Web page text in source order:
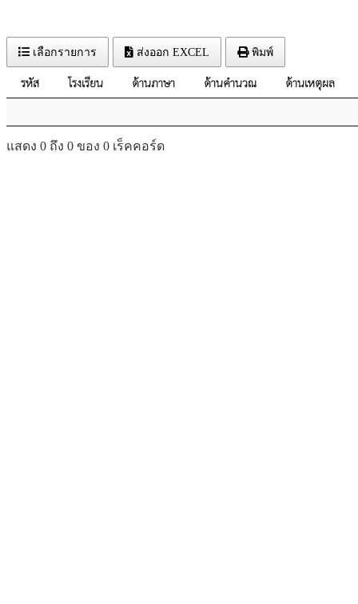
เลือกรายการ ส่งออก EXCEL พิมพ์
รหัส โรงเรียน ด้านภาษา ด้านคำนวณ ด้านเหตุผล
แสดง 0 ถึง 0 ของ 0 เร็คคอร์ด